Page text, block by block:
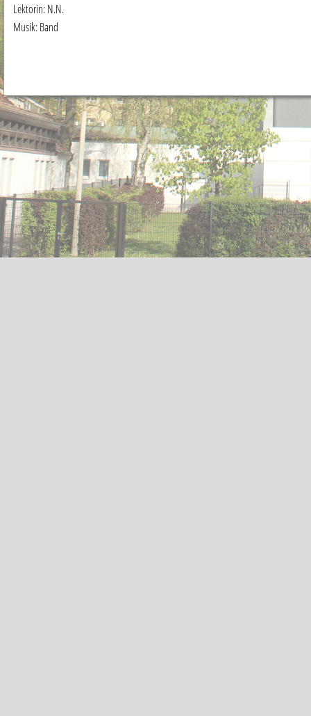
Lektorin: N.N.
Musik: Band